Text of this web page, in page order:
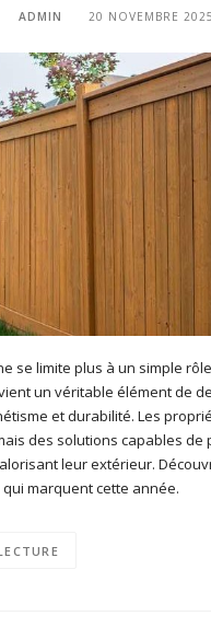
ADMIN 20 NOVEMBRE 2025
se limite plus à un simple
un véritable élément de
et durabilité. Les
des solutions capables de
leur extérieur.
marquent cette année.